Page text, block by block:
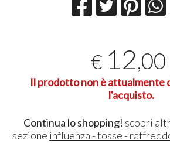
€ 12,00
Il prodotto non è attualmente
l'acquisto.
Continua lo shopping! scopri
sezione influenza - tosse -